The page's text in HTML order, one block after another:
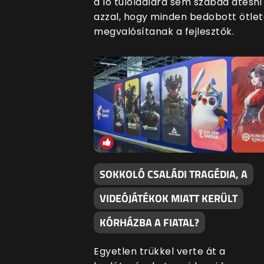
azzal, hogy minden bedobott
megvalósítanak a fejlesztők.
SOKKOLÓ CSALÁDI TRAGÉDIA, A
VIDEÓJÁTÉKOK MIATT KERÜLT
KÓRHÁZBA A FIATAL?
Egyetlen trükkel verte át a